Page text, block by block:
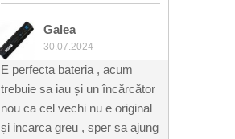
Galea
30.07.2024
E perfecta bateria , acum
trebuie sa iau și un încărcător
nou ca cel vechi nu e original
și incarca greu , sper sa ajung